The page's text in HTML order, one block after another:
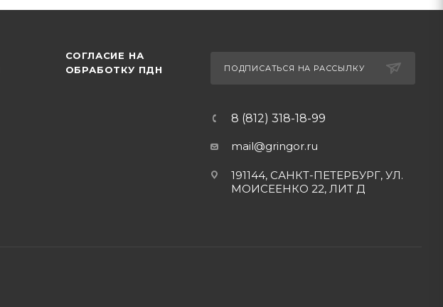
СОГЛАСИЕ НА
ОБРАБОТКУ ПДН
ПОДПИСАТЬСЯ НА РАССЫЛКУ
8 (812) 318-18-99
mail@gringor.ru
191144, САНКТ-ПЕТЕРБУРГ, УЛ.
МОИСЕЕНКО 22, ЛИТ Д